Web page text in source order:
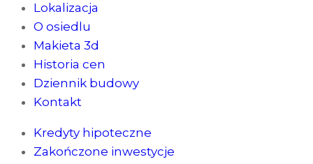
Lokalizacja
O osiedlu
Makieta 3d
Historia cen
Dziennik budowy
Kontakt
Kredyty hipoteczne
Zakończone inwestycje